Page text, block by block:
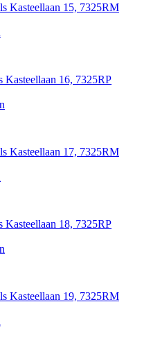
Kasteellaan 15, 7325RM
Kasteellaan 16, 7325RP
Kasteellaan 17, 7325RM
Kasteellaan 18, 7325RP
Kasteellaan 19, 7325RM